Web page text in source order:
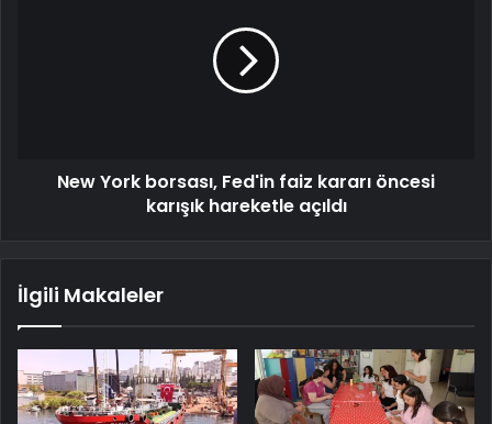
New York borsası, Fed'in faiz kararı öncesi
karışık hareketle açıldı
İlgili Makaleler